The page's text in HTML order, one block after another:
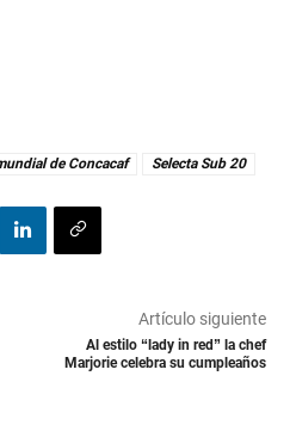
de Concacaf Selecta Sub 20
Artículo siguiente
Al estilo “lady in red” la chef
Marjorie celebra su cumpleaños